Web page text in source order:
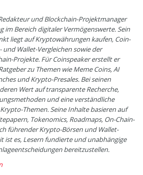
und Blockchain-Projektmanager
im Bereich digitaler Vermögenswerte. Sein
liegt auf Kryptowährungen kaufen, Coin-
Wallet-Vergleichen sowie der
Projekte. Für Coinspeaker erstellt er
zu Themen wie Meme Coins, AI
und Krypto-Presales. Bei seinen
Wert auf transparente Recherche,
und eine verständliche
Themen. Seine Inhalte basieren auf
Tokenomics, Roadmaps, On-Chain-
führender Krypto-Börsen und Wallet-
ist es, Lesern fundierte und unabhängige
bereitzustellen.